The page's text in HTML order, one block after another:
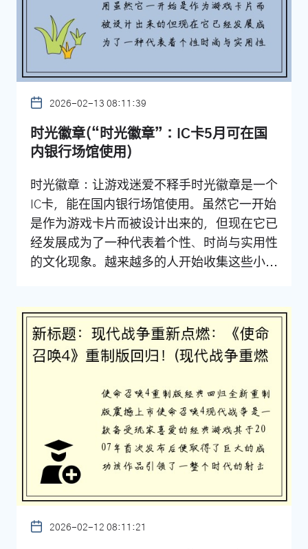
2026-02-13 08:11:39
时光徽章(“时光徽章”：IC卡5月可在国
内银行场馆使用)
时光徽章：让游戏迷爱不释手时光徽章是一个
IC卡，能在国内银行场馆使用。虽然它一开始
是作为游戏卡片而被设计出来的，但现在它已
经发展成为了一种代表着个性、时尚与实用性
的文化现象。越来越多的人开始收集这些小...
2026-02-12 08:11:21